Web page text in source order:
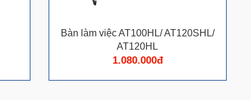
Bàn làm việc AT100HL/ AT120SHL/
AT120HL
1.080.000đ